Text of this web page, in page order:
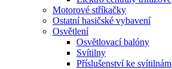
Motorové stříkačky
Ostatní hasičské vybavení
Osvětlení
Osvětlovací balóny
Svítilny
Příslušenství ke svítilnám